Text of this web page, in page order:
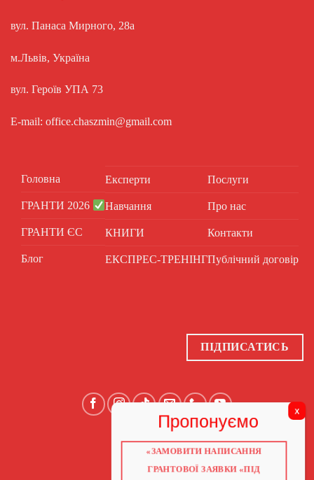
вул. Панаса Мирного, 28а
м.Львів, Україна
вул. Героїв УПА 73
E-mail: office.chaszmin@gmail.com
Головна
ГРАНТИ 2026
ГРАНТИ ЄС
Блог
Експерти
Навчання
КНИГИ
ЕКСПРЕС-ТРЕНІНГ
Послуги
Про нас
Контакти
Публічний договір
ПІДПИСАТИСЬ
ГОЛОВНА
ГРАНТИ 2026
«ЗАМОВИТИ НАПИСАННЯ
ГРАНТОВОЇ ЗАЯВКИ «ПІД